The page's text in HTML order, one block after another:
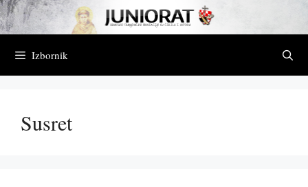
Preskoči
na
Izbornik
Susret